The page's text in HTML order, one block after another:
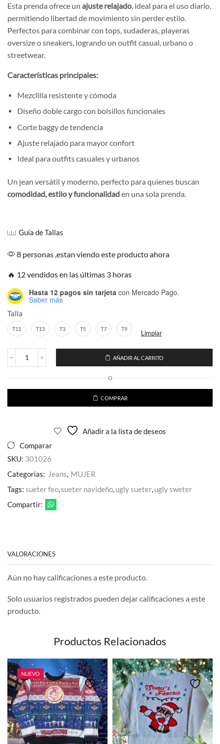
Esta prenda ofrece un ajuste relajado, ideal para el uso diario,
permitiendo libertad de movimiento sin perder estilo.
Perfectos para combinar con tops, sudaderas, playeras
oversize o sneakers, logrando un outfit casual, urbano o
streetwear.
Características principales:
Mezclilla resistente y cómoda
Diseño doble cargo con bolsillos funcionales
Corte baggy de tendencia
Ajuste relajado para mayor confort
Ideal para outfits casuales y urbanos
Un jean versátil y moderno, perfecto para quienes buscan
comodidad, estilo y funcionalidaden una sola prenda.
Guía de Tallas
8 personas ,estan viendo este producto ahora
🔥 12 vendidos en las últimas 3 horas
Hasta 12 pagos sin tarjeta con Mercado Pago.
Saber más
Talla
T11 T13 T3 T5 T7 T9 Limpiar
Jeans
Con
Perlas
cantidad
AÑADIR AL CARRITO
O
COMPRAR
Añadir a la lista de deseos
Comparar
SKU: 301026
Categorías: Jeans, MUJER
Tags: sueter feo,sueter navideño,ugly sueter,ugly sweter
Compartir:
VALORACIONES
Aún no hay calificaciones a este producto.
Solo usuarios registrados pueden dejar calificaciones a este
producto.
Productos Relacionados
NUEVO